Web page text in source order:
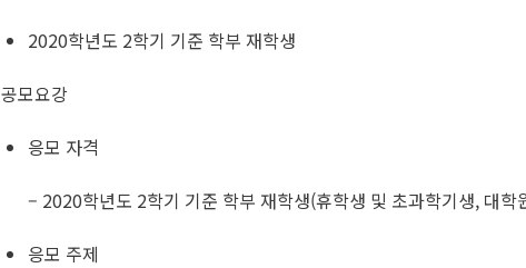
2020학년도 2학기 기준 학부 재학생
공모요강
응모 자격
– 2020학년도 2학기 기준 학부 재학생(휴학생 및 초과학기생, 대학
응모 주제